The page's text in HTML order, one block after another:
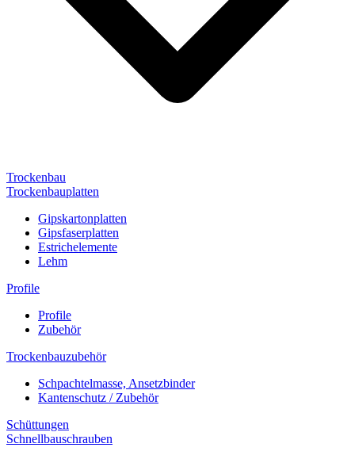
Trockenbau
Trockenbauplatten
Gipskartonplatten
Gipsfaserplatten
Estrichelemente
Lehm
Profile
Profile
Zubehör
Trockenbauzubehör
Schpachtelmasse, Ansetzbinder
Kantenschutz / Zubehör
Schüttungen
Schnellbauschrauben